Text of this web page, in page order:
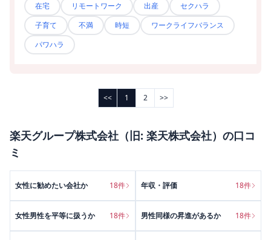
在宅
リモートワーク 出産
セクハラ
子育て
不満 時短
ワークライフバランス
パワハラ
<< 1 2 >>
楽天グループ株式会社（旧: 楽天株式会社） の口コ
ミ
女性に勧めたい会社か 18件 年収・評価 18件
女性男性を平等に扱うか 18件 男性同様の昇進があるか 18件